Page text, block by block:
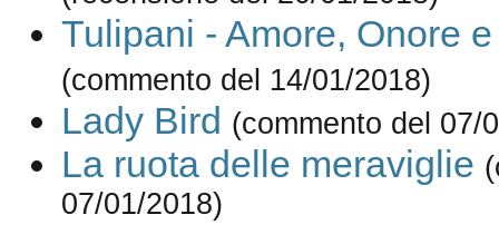
Tulipani - Amore, Onore
(commento del 14/01/2018)
Lady Bird (commento del 07/
La ruota delle meraviglie
07/01/2018)